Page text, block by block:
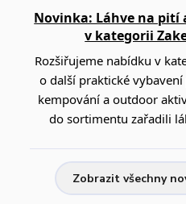
Novinka: Láhve na pití
v kategorii
Rozšiřujeme nabídku v
o další praktické
kempování a outdoor
do sortimentu zařadili
Zobrazit všechny